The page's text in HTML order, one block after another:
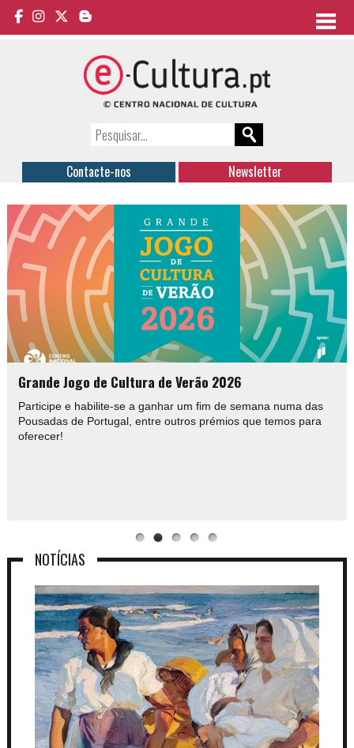
Contacte-nos Newsletter
Grande Jogo de Cultura de Verão 2026
Participe e habilite-se a ganhar um fim de semana numa das
Pousadas de Portugal, entre outros prémios que temos para
oferecer!
NOTÍCIAS